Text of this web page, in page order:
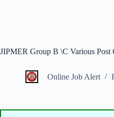
JIPMER Group B \C Various
Online Job Alert